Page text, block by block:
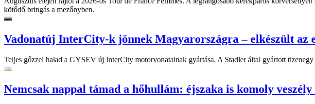
kötődő bringás a mezőnyben.
Vadonatúj InterCity-k jönnek Magyarországra – elkészült az
Teljes gőzzel halad a GYSEV új InterCity motorvonatainak gyártása. A Stadler által gyártott
Nemcsak nappal támad a hőhullám: éjszaka is komoly